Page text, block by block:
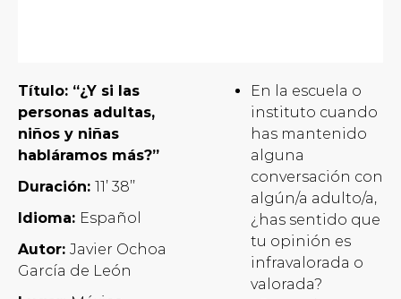
Título: “¿Y si las
personas adultas,
niños y niñas
habláramos más?”
Duración: 11’ 38’’
Idioma: Español
Autor: Javier Ochoa
García de León
En la escuela o
instituto cuando
has mantenido
alguna
conversación con
algún/a adulto/a,
¿has sentido que
tu opinión es
infravalorada o
valorada?